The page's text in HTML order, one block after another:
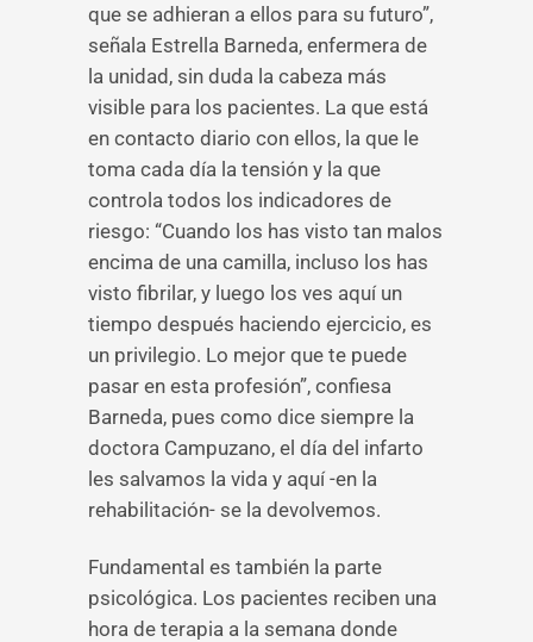
que se adhieran a ellos para su futuro”,
señala Estrella Barneda, enfermera de
la unidad, sin duda la cabeza más
visible para los pacientes. La que está
en contacto diario con ellos, la que le
toma cada día la tensión y la que
controla todos los indicadores de
riesgo: “Cuando los has visto tan malos
encima de una camilla, incluso los has
visto fibrilar, y luego los ves aquí un
tiempo después haciendo ejercicio, es
un privilegio. Lo mejor que te puede
pasar en esta profesión”, confiesa
Barneda, pues como dice siempre la
doctora Campuzano, el día del infarto
les salvamos la vida y aquí -en la
rehabilitación- se la devolvemos.
Fundamental es también la parte
psicológica. Los pacientes reciben una
hora de terapia a la semana donde